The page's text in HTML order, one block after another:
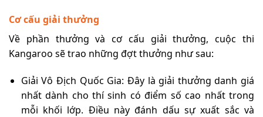
Cơ cấu giải thưởng
Về phần thưởng và cơ cấu giải thưởng, cuộc thi
Kangaroo sẽ trao những đợt thưởng như sau:
Giải Vô Địch Quốc Gia: Đây là giải thưởng danh giá
nhất dành cho thí sinh có điểm số cao nhất trong
mỗi khối lớp. Điều này đánh dấu sự xuất sắc và